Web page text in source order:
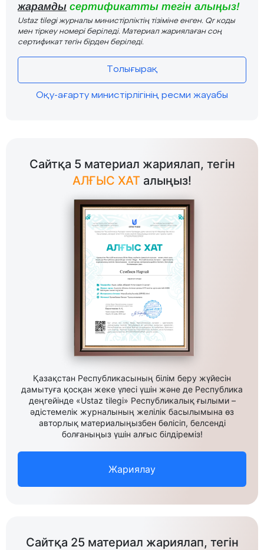
жарамды сертификатты тегін алыңыз!
Ustaz tilegi журналы министірліктің тізіміне енген. Qr коды
мен тіркеу номері беріледі. Материал жариялаған соң
сертификат тегін бірден беріледі.
Толығырақ
Оқу-ағарту министірлігінің ресми жауабы
Сайтқа 5 материал жариялап, тегін
АЛҒЫС ХАТ алыңыз!
Қазақстан Республикасының білім беру жүйесін
дамытуға қосқан жеке үлесі үшін және де Республика
деңгейінде «Ustaz tilegi» Республикалық ғылыми –
әдістемелік журналының желілік басылымына өз
авторлық материалыңызбен бөлісіп, белсенді
болғаныңыз үшін алғыс білдіреміз!
Жариялау
Сайтқа 25 материал жариялап, тегін